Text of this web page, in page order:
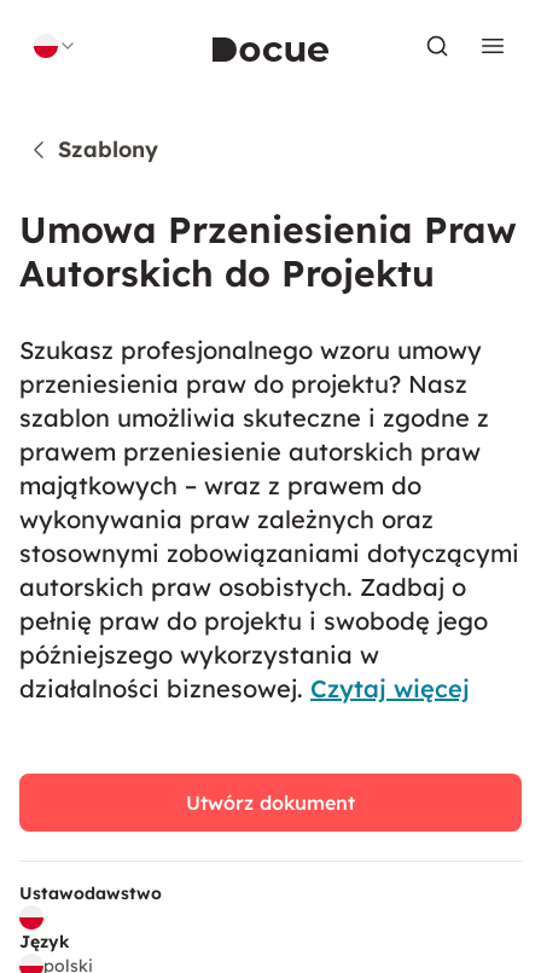
Szablony
Umowa Przeniesienia Praw
Autorskich do Projektu
Szukasz profesjonalnego wzoru umowy
przeniesienia praw do projektu? Nasz
szablon umożliwia skuteczne i zgodne z
prawem przeniesienie autorskich praw
majątkowych – wraz z prawem do
wykonywania praw zależnych oraz
stosownymi zobowiązaniami dotyczącymi
autorskich praw osobistych. Zadbaj o
pełnię praw do projektu i swobodę jego
późniejszego wykorzystania w
działalności biznesowej. Czytaj więcej
Ustawodawstwo
Język
polski
Utwórz dokument